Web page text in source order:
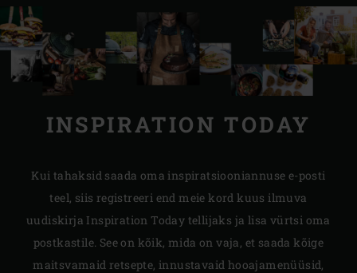
INSPIRATION TODAY
Kui tahaksid saada oma inspiratsiooniannuse e-posti
teel, siis registreeri end meie kord kuus ilmuva
uudiskirja Inspiration Today tellijaks ja lisa vürtsi oma
postkastile. See on kõik, mida on vaja, et saada kõige
maitsvamaid retsepte, innustavaid hooajamenüüsid,